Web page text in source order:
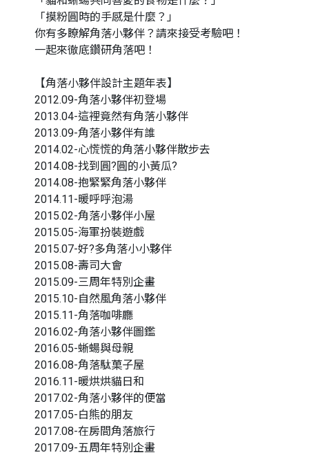
「摸粉圓時的手感是什麼？」
你有多瞭解角落小夥伴？請來接受考驗吧！
一起來徹底鑽研角落吧！
【角落小夥伴設計主題年表】
2012.09-角落小夥伴初登場
2013.04-這裡竟然有角落小夥伴
2013.09-角落小夥伴有誰
2014.02-心慌慌的角落小夥伴散步去
2014.08-找到圓?圓的小黃瓜?
2014.08-抱緊緊角落小夥伴
2014.11-暖呼呼泡湯
2015.02-角落小夥伴小屋
2015.05-海軍扮裝遊戲
2015.07-好?多角落小小夥伴
2015.08-壽司大會
2015.09-三周年特別企畫
2015.10-自然風角落小夥伴
2015.11-角落咖啡廳
2016.02-角落小夥伴圖鑑
2016.05-蜥蝪與母親
2016.08-角落駄菓子屋
2016.11-暖烘烘貓日和
2017.02-角落小夥伴的便當
2017.05-白熊的朋友
2017.08-在房間角落旅行
2017.09-五周年特別企畫